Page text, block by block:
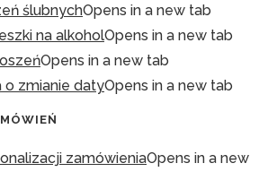
ślubnychOpens in a new tab
na alkoholOpens in a new tab
Opens in a new tab
o zmianie datyOpens in a new tab
zamówieniaOpens in a new